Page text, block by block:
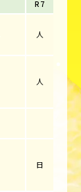
R7
人
人
日